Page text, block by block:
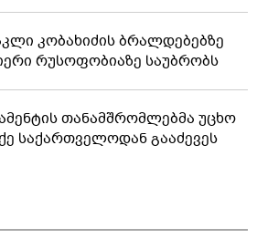
კობახიძის ბრალდებებზე
რუსოფობიაზე საუბრობს
თანამშრომლებმა უცხო
საქართველოდან გააძევეს